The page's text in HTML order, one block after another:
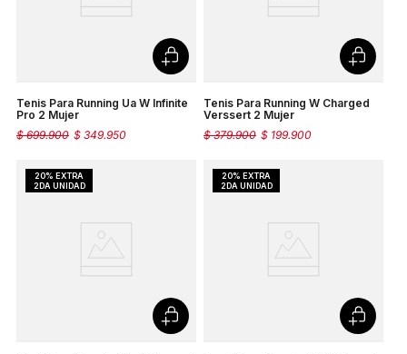
Tenis Para Running Ua W Infinite
Pro 2 Mujer
$ 349.950
$ 699.900
Tenis Para Running W Charged
Verssert 2 Mujer
$ 199.900
$ 379.900